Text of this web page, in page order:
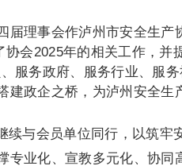
届理事会作泸州市安全生
会2025年的相关工作，并
服务政府、服务行业、服
建政企之桥，为泸州安全生
续与会员单位同行，以筑牢
专业化、宣教多元化、协